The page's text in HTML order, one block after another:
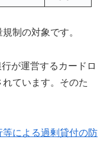
制の対象です。
が運営するカードロ
ています。そのた
等による過剰貸付の防